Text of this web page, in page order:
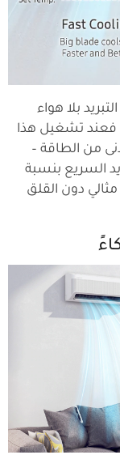
بلا هواء
فعند تشغيل هذا
من الطاقة –
السريع بنسبة
دون القلق